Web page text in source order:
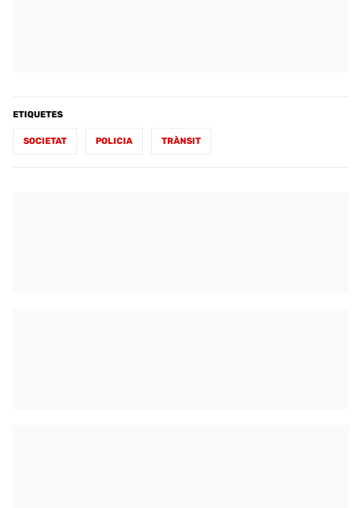
ETIQUETES
SOCIETAT POLICIA TRÀNSIT